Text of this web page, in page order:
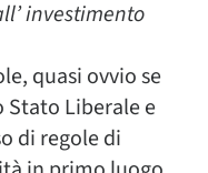
investimento
quasi ovvio se
Stato Liberale e
di regole di